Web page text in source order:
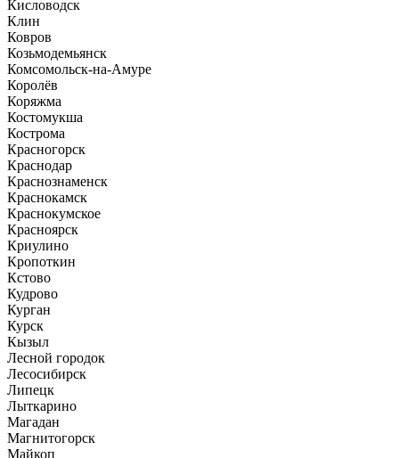
Кисловодск
Клин
Ковров
Козьмодемьянск
Комсомольск-на-Амуре
Королёв
Коряжма
Костомукша
Кострома
Красногорск
Краснодар
Краснознаменск
Краснокамск
Краснокумское
Красноярск
Криулино
Кропоткин
Кстово
Кудрово
Курган
Курск
Кызыл
Лесной городок
Лесосибирск
Липецк
Лыткарино
Магадан
Магнитогорск
Майкоп